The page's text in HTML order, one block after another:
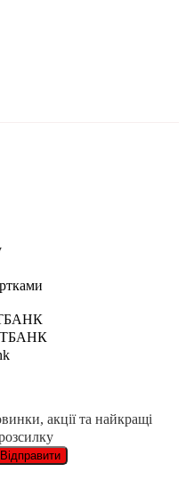
акції та найкращі
Відправити